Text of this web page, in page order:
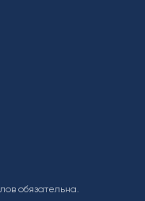
обязательна.